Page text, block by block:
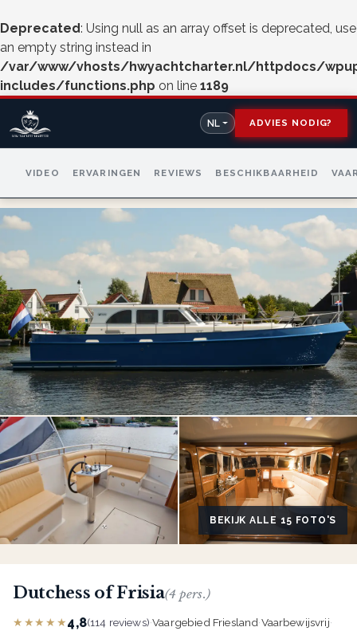
Deprecated: Using null as an array offset is deprecated, use
an empty string instead in
/var/www/vhosts/hwyachtcharter.nl/httpdocs/
includes/functions.php on line 1189
NL ADVIES NODIG?
VIDEO ERVARINGEN REVIEWS BESCHIKBAARHEID
BEKIJK ALLE 15 FOTO'S
Dutchess of Frisia(4 pers.)
★★★★★4,8(114 reviews)·Vaargebied Friesland·Vaarbewijsvrij·